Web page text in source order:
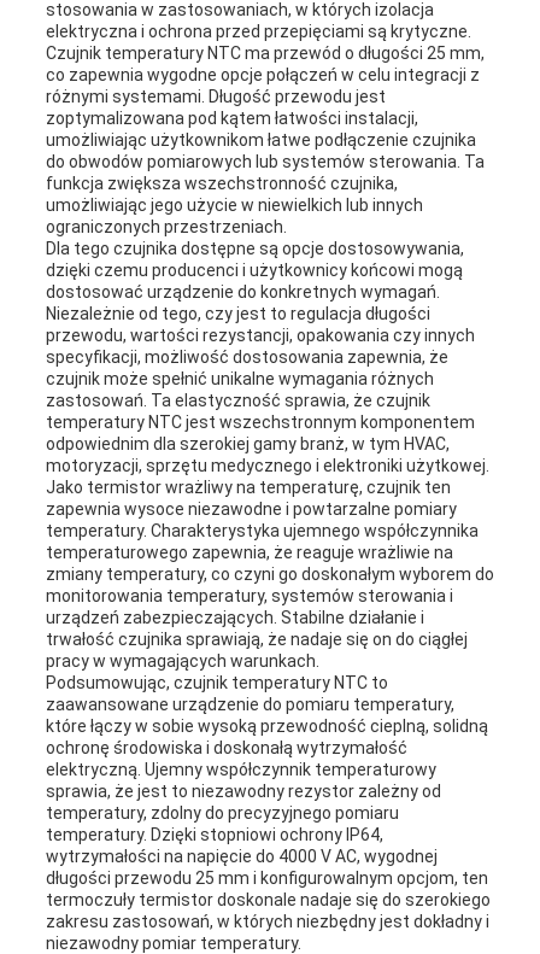
stosowania w zastosowaniach, w których izolacja
elektryczna i ochrona przed przepięciami są krytyczne.
Czujnik temperatury NTC ma przewód o długości 25 mm,
co zapewnia wygodne opcje połączeń w celu integracji z
różnymi systemami. Długość przewodu jest
zoptymalizowana pod kątem łatwości instalacji,
umożliwiając użytkownikom łatwe podłączenie czujnika
do obwodów pomiarowych lub systemów sterowania. Ta
funkcja zwiększa wszechstronność czujnika,
umożliwiając jego użycie w niewielkich lub innych
ograniczonych przestrzeniach.
Dla tego czujnika dostępne są opcje dostosowywania,
dzięki czemu producenci i użytkownicy końcowi mogą
dostosować urządzenie do konkretnych wymagań.
Niezależnie od tego, czy jest to regulacja długości
przewodu, wartości rezystancji, opakowania czy innych
specyfikacji, możliwość dostosowania zapewnia, że ​​
czujnik może spełnić unikalne wymagania różnych
zastosowań. Ta elastyczność sprawia, że ​​czujnik
temperatury NTC jest wszechstronnym komponentem
odpowiednim dla szerokiej gamy branż, w tym HVAC,
motoryzacji, sprzętu medycznego i elektroniki użytkowej.
Jako termistor wrażliwy na temperaturę, czujnik ten
zapewnia wysoce niezawodne i powtarzalne pomiary
temperatury. Charakterystyka ujemnego współczynnika
temperaturowego zapewnia, że ​​reaguje wrażliwie na
zmiany temperatury, co czyni go doskonałym wyborem do
monitorowania temperatury, systemów sterowania i
urządzeń zabezpieczających. Stabilne działanie i
trwałość czujnika sprawiają, że nadaje się on do ciągłej
pracy w wymagających warunkach.
Podsumowując, czujnik temperatury NTC to
zaawansowane urządzenie do pomiaru temperatury,
które łączy w sobie wysoką przewodność cieplną, solidną
ochronę środowiska i doskonałą wytrzymałość
elektryczną. Ujemny współczynnik temperaturowy
sprawia, że ​​jest to niezawodny rezystor zależny od
temperatury, zdolny do precyzyjnego pomiaru
temperatury. Dzięki stopniowi ochrony IP64,
wytrzymałości na napięcie do 4000 V AC, wygodnej
długości przewodu 25 mm i konfigurowalnym opcjom, ten
termoczuły termistor doskonale nadaje się do szerokiego
zakresu zastosowań, w których niezbędny jest dokładny i
niezawodny pomiar temperatury.